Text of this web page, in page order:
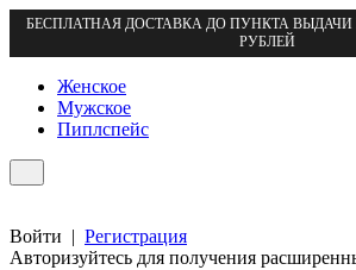
БЕСПЛАТНАЯ ДОСТАВКА ДО ПУНКТА ВЫДАЧИ
РУБЛЕЙ
Женское
Мужское
Пиплспейс
Войти | Регистрация
Авторизуйтесь для получения